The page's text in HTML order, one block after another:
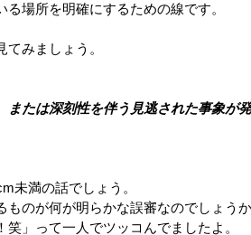
場所を明確にするための線です。
みましょう。
または深刻性を伴う見逃された事象が
未満の話でしょう。
のが何が明らかな誤審なのでしょう
」って一人でツッコんでましたよ。